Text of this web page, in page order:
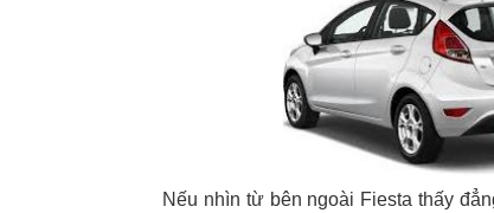
Nếu nhìn từ bên ngoài Fiesta thấy